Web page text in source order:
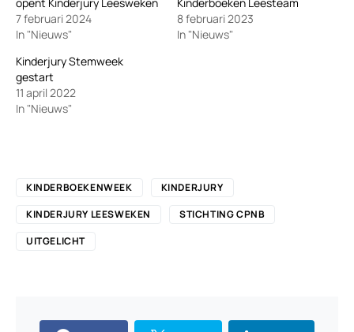
7 februari 2024
In "Nieuws"
8 februari 2023
In "Nieuws"
Kinderjury Stemweek
gestart
11 april 2022
In "Nieuws"
KINDERBOEKENWEEK
KINDERJURY
KINDERJURY LEESWEKEN
STICHTING CPNB
UITGELICHT